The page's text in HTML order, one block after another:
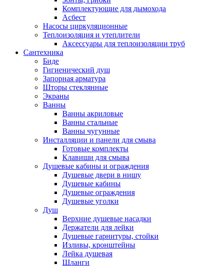
Комплектующие для дымохода
Асбест
Насосы циркуляционные
Теплоизоляция и утеплители
Аксессуары для теплоизоляции труб
Сантехника
Биде
Гигиенический душ
Запорная арматура
Шторы стеклянные
Экраны
Ванны
Ванны акриловые
Ванны стальные
Ванны чугунные
Инсталляции и панели для смыва
Готовые комплекты
Клавиши для смыва
Душевые кабины и ограждения
Душевые двери в нишу
Душевые кабины
Душевые ограждения
Душевые уголки
Душ
Верхние душевые насадки
Держатели для лейки
Душевые гарнитуры, стойки
Изливы, кронштейны
Лейка душевая
Шланги